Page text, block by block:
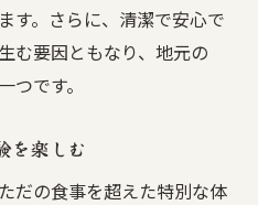
す。さらに、清潔で安心で
む要因ともなり、地元の
です。
を楽しむ
だの食事を超えた特別な体